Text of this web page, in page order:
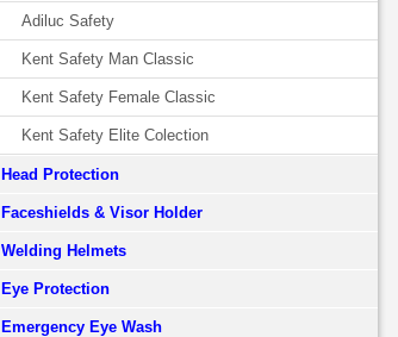
Adiluc Safety
Kent Safety Man Classic
Kent Safety Female Classic
Kent Safety Elite Colection
Head Protection
Faceshields & Visor Holder
Welding Helmets
Eye Protection
Emergency Eye Wash